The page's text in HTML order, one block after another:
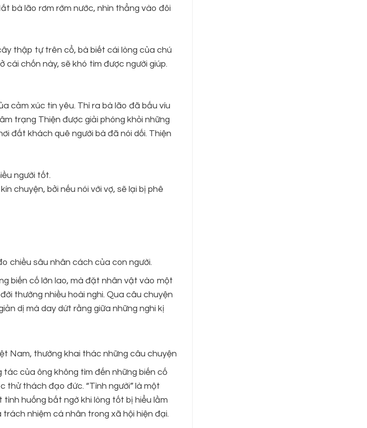
bà lão rơm rớm nước, nhìn thẳng vào đôi
thập tự trên cổ, bà biết cái lòng của chú
cái chốn này, sẽ khó tìm được người giúp.
cảm xúc tin yêu. Thì ra bà lão đã bấu víu
trạng Thiện được giải phóng khỏi những
đất khách quê người bà đã nói dối. Thiện
người tốt.
chuyện, bởi nếu nói với vợ, sẽ lại bị phê
chiều sâu nhân cách của con người.
biến cố lớn lao, mà đặt nhân vật vào một
thường nhiều hoài nghi. Qua câu chuyện
dị mà day dứt rằng giữa những nghi kị
Nam, thường khai thác những câu chuyện
tác của ông không tìm đến những biến cố
thử thách đạo đức. “Tình người” là một
huống bất ngờ khi lòng tốt bị hiểu lầm
nhiệm cá nhân trong xã hội hiện đại.